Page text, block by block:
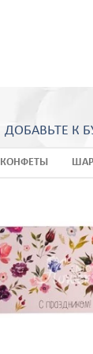
ДОБАВЬТЕ К
КОНФЕТЫ